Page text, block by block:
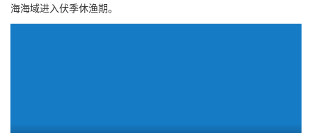
海海域进入伏季休渔期。